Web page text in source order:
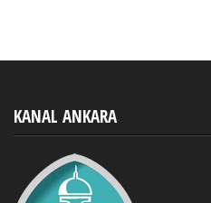
KANAL ANKARA